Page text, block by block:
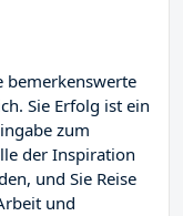
bemerkenswerte
Sie Erfolg ist ein
zum
der Inspiration
und Sie Reise
und